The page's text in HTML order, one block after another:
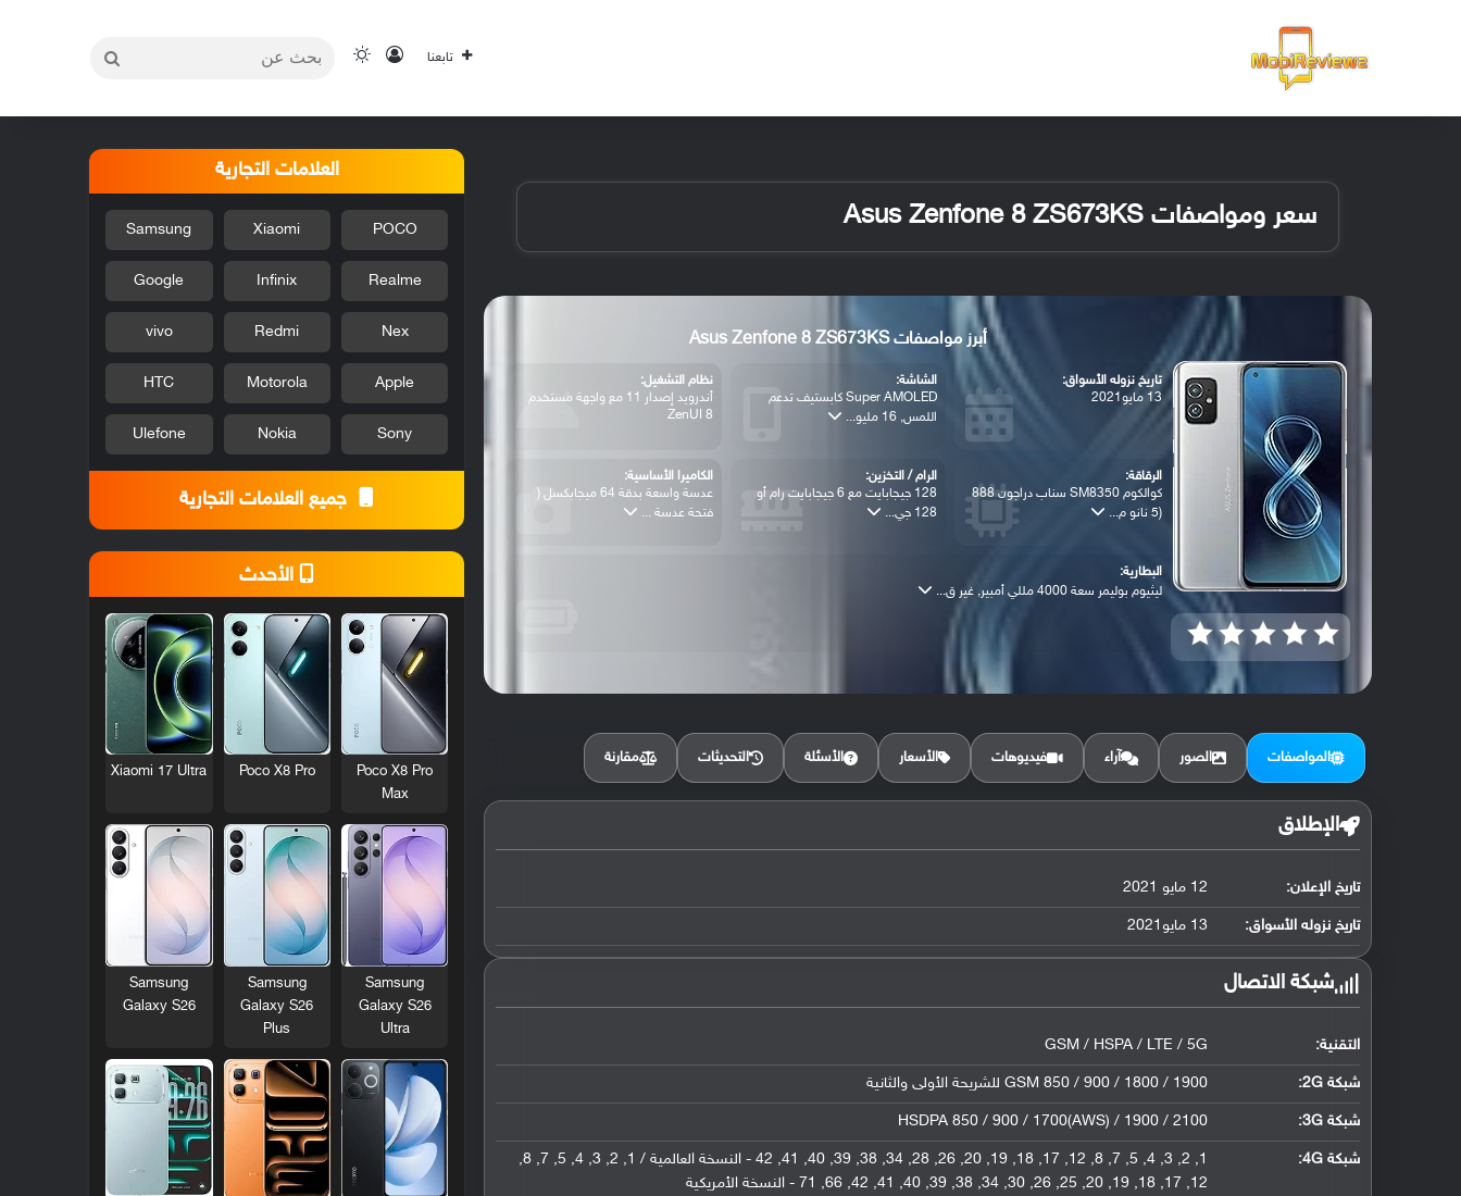
تابعنا تسجيل الدخول
الوضع المظلم
سعر ومواصفات Asus Zenfone 8 ZS673KS
أبرز مواصفات Asus Zenfone 8 ZS673KS
تاريخ نزوله الأسواق:
13 مايو2021
الشاشة:
Super AMOLED كابستيف تدعم
اللمس, 16 مليو...
نظام التشغيل:
أندرويد إصدار 11 مع واجهة مستخدم
ZenUI 8
الرقاقة:
كوالكوم SM8350 سناب دراجون 888
(5 نانو م...
الرام / التخزين:
128 جيجابايت مع 6 جيجابايت رام أو
128 جي...
الكاميرا الأساسية:
عدسة واسعة بدقة 64 ميجابكسل (
فتحة عدسة ...
البطارية:
ليثيوم بوليمر سعة 4000 مللي أمبير, غير ق...
المواصفات الصور آراء فيديوهات الأسعار الأسئلة التحديثات مقارنة
الإطلاق
تاريخ الإعلان: 12 مايو 2021
تاريخ نزوله الأسواق: 13 مايو2021
شبكة الاتصال
التقنية: GSM / HSPA / LTE / 5G
شبكة 2G: GSM 850 / 900 / 1800 / 1900 للشريحة الأولى والثانية
شبكة 3G :
HSDPA 850 / 900 / 1700(AWS) / 1900 / 2100
شبكة 4G :
1, 2, 3, 4, 5, 7, 8, 12, 17, 18, 19, 20, 26, 28, 34, 38, 39, 40, 41, 42 - النسخة العالمية / 1, 2, 3, 4, 5, 7, 8,
12, 17, 18, 19, 20, 25, 26, 30, 34, 38, 39, 40, 41, 42, 66, 71 - النسخة الأمريكية
العلامات التجارية
POCO
Xiaomi
Samsung
Realme
Infinix
Google
Nex
Redmi
vivo
Apple
Motorola
HTC
Sony
Nokia
Ulefone
جميع العلامات التجارية
الأحدث
Poco X8 Pro
Max
Poco X8 Pro
Xiaomi 17 Ultra
Samsung
Galaxy S26
Ultra
Samsung
Galaxy S26
Plus
Samsung
Galaxy S26